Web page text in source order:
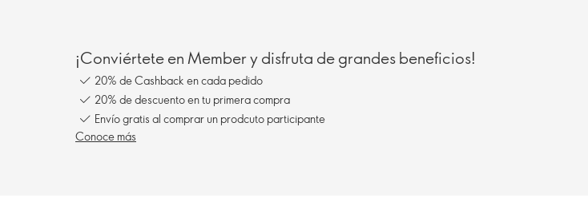
¡Conviértete en Member y disfruta de grandes beneficios!
20% de Cashback en cada pedido
20% de descuento en tu primera compra
Envío gratis al comprar un prodcuto participante
Conoce más